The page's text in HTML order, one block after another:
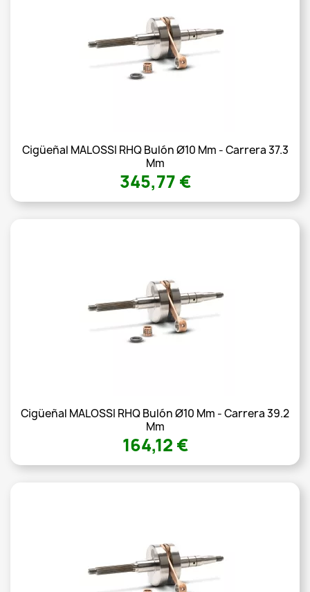
Cigüeñal MALOSSI RHQ Bulón Ø10 Mm - Carrera 37.3
Mm
345,77 €
Cigüeñal MALOSSI RHQ Bulón Ø10 Mm - Carrera 39.2
Mm
164,12 €